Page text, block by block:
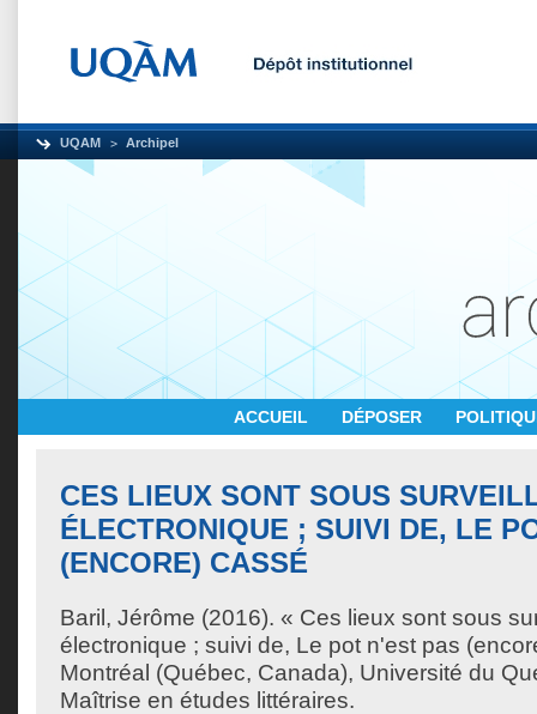
UQAM Archipel
ACCUEIL DÉPOSER
CES LIEUX SONT SOUS
ÉLECTRONIQUE ; SUIVI DE, LE
(ENCORE) CASSÉ
Baril, Jérôme (2016). « Ces lieux sont sous
électronique ; suivi de, Le pot n'est pas
Montréal (Québec, Canada), Université du
Maîtrise en études littéraires.